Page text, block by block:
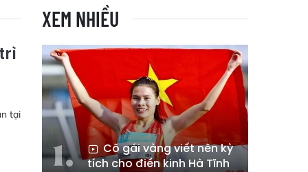
tại
XEM NHIỀU
Cô gái vàng viết nên kỳ
tích cho điền kinh Hà Tĩnh